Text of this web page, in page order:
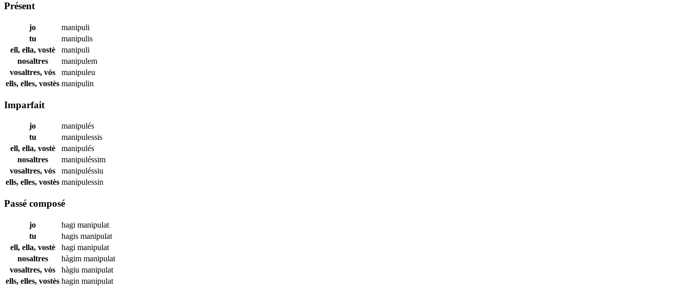
Présent
jo
manipuli
tu
manipulis
ell, ella, vostè
manipuli
nosaltres
manipulem
vosaltres, vós
manipuleu
ells, elles, vostès manipulin
Imparfait
jo
manipulés
tu
manipulessis
ell, ella, vostè
manipulés
nosaltres
manipuléssim
vosaltres, vós
manipuléssiu
ells, elles, vostès manipulessin
Passé composé
jo hagi manipulat
tu
hagis manipulat
ell, ella, vostè
hagi manipulat
nosaltres
hàgim manipulat
vosaltres, vós
hàgiu manipulat
ells, elles, vostès hagin manipulat